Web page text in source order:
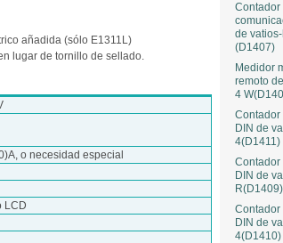
añadida (sólo E1311L)
lugar de tornillo de sellado.
o necesidad especial
LCD
Contador
de
(D1407)
Medidor
remoto
4
Contador
DIN de
4(D1411)
Contador
DIN de
R(D1409)
Contador
DIN de
4(D1410)